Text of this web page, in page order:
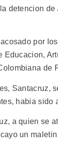
detencion
por
Educacion,
de
Santacruz,
habia sido
a quien se
un